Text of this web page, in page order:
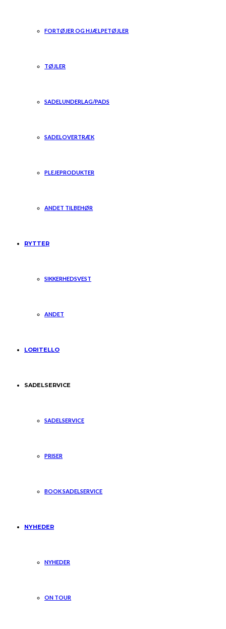
FORTØJER OG HJÆLPETØJLER
TØJLER
SADELUNDERLAG/PADS
SADELOVERTRÆK
PLEJEPRODUKTER
ANDET TILBEHØR
RYTTER
SIKKERHEDSVEST
ANDET
LORITELLO
SADELSERVICE
SADELSERVICE
PRISER
BOOK SADELSERVICE
NYHEDER
NYHEDER
ON TOUR